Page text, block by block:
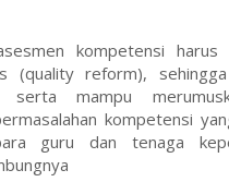
kompetensi harus
(quality reform), sehingga
serta mampu
kompetensi
guru dan tenaga